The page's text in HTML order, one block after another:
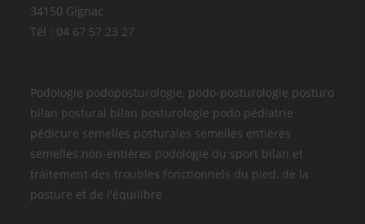
34150 Gignac
Tél : 04 67 57 23 27
Podologie podoposturologie, podo-posturologie posturo
bilan postural bilan posturologie podo pédiatrie
pédicure semelles posturales semelles entières
semelles non-entières podologie du sport bilan et
traitement des troubles fonctionnels du pied, de la
posture et de l'équilibre